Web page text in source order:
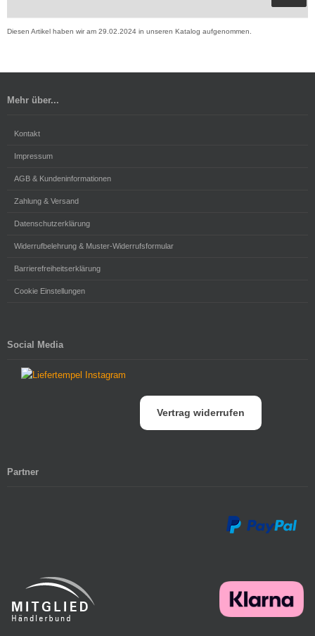
Diesen Artikel haben wir am 29.02.2024 in unseren Katalog aufgenommen.
Mehr über...
Kontakt
Impressum
AGB & Kundeninformationen
Zahlung & Versand
Datenschutzerklärung
Widerrufbelehrung & Muster-Widerrufsformular
Barrierefreiheitserklärung
Cookie Einstellungen
Social Media
Vertrag widerrufen
Partner